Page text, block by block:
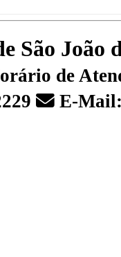
São João
de
E-Mail: